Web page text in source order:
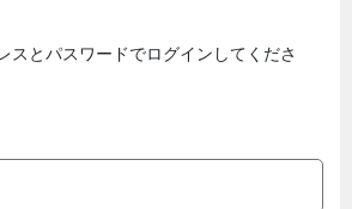
スとパスワードでログインしてくださ